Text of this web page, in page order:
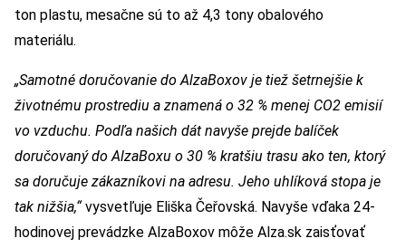
ton plastu, mesačne sú to až 4,3 tony obalového
materiálu.
„Samotné doručovanie do AlzaBoxov je tiež šetrnejšie k
životnému prostrediu a znamená o 32 % menej CO2 emisií
vo vzduchu. Podľa našich dát navyše prejde balíček
doručovaný do AlzaBoxu o 30 % kratšiu trasu ako ten, ktorý
sa doručuje zákazníkovi na adresu. Jeho uhlíková stopa je
tak nižšia,“ vysvetľuje Eliška Čeřovská. Navyše vďaka 24-
hodinovej prevádzke AlzaBoxov môže Alza.sk zaisťovať